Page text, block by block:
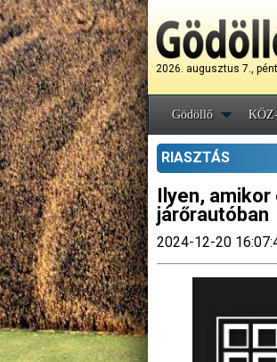
2026. augusztus 7.,
Gödöllő
RIASZTÁS
Ilyen,
járőrautóban
2024-12-20